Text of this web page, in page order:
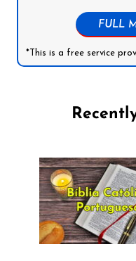
FULL
*This is a free service